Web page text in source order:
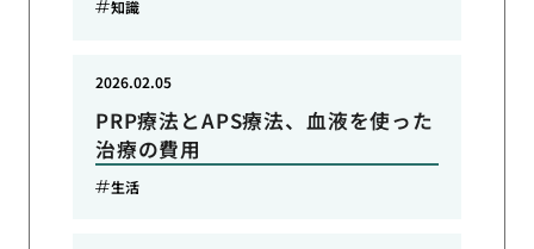
知識
PRP療法とAPS療法、血液を使った
治療の費用
2026.02.05
生活